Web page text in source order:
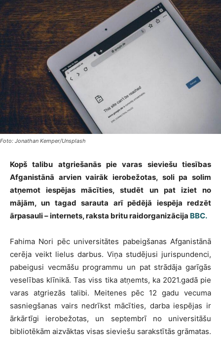
Foto: Jonathan Kemper/Unsplash
Kopš talibu atgriešanās pie varas sieviešu tiesības
Afganistānā arvien vairāk ierobežotas, soli pa solim
atņemot iespējas mācīties, studēt un pat iziet no
mājām, un tagad sarauta arī pēdējā iespēja redzēt
ārpasauli – internets, raksta britu raidorganizācija BBC.
Fahima Nori pēc universitātes pabeigšanas Afganistānā
cerēja veikt lielus darbus. Viņa studējusi jurispundenci,
pabeigusi vecmāšu programmu un pat strādāja garīgās
veselības klīnikā. Tas viss tika atņemts, ka 2021.gadā pie
varas atgriezās talibi. Meitenes pēc 12 gadu vecuma
sasniegšanas vairs nedrīkst mācīties, darba iespējas ir
ārkārtīgi ierobežotas, un septembrī no universitāšu
bibliotēkām aizvāktas visas sieviešu sarakstītās grāmatas.